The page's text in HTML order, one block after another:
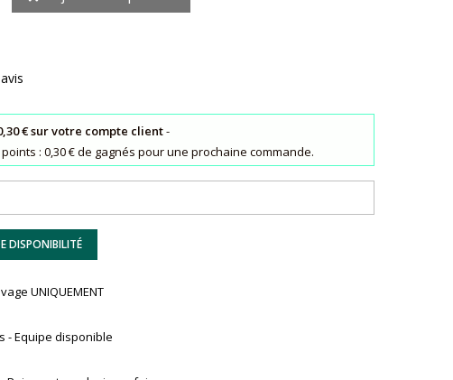
avis
€ sur votre compte client-
: 0,30 € de gagnés pour une prochaine commande.
DISPONIBILITÉ
UNIQUEMENT
- Equipe disponible